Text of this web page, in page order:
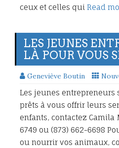
ceux et celles qui Read
LES JEUNES
LÀ POUR VOUS
Geneviève Boutin
Les jeunes entrepreneurs
prêts à vous offrir leurs
enfants, contactez Camila
6749 ou (873) 662-6698
ou nourrir vos animaux,